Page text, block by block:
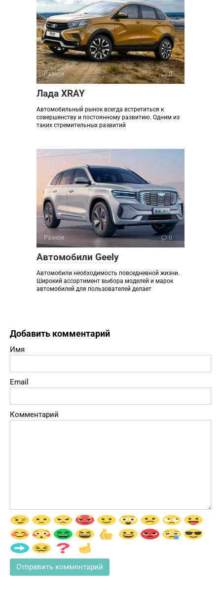
Разное 0
Лада XRAY
Автомобильный рынок всегда встретиться к
совершенству и постоянному развитию. Одним из
таких стремительных развитий
Разное 0
Автомобили Geely
Автомобили необходимость повседневной жизни.
Широкий ассортимент выбора моделей и марок
автомобилей для пользователей делает
Добавить комментарий
Имя
Email
Комментарий